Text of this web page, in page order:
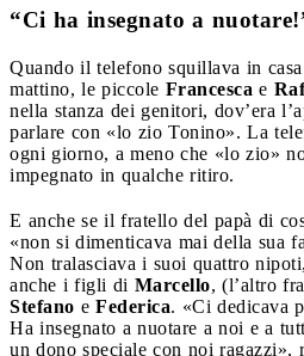
“Ci ha insegnato a
Quando il telefono squillava in
mattino, le piccole Francesca e
nella stanza dei genitori, dov’era
parlare con «lo zio Tonino». La
ogni giorno, a meno che «lo zio»
impegnato in qualche ritiro.
E anche se il fratello del papà di
«non si dimenticava mai della sua
Non tralasciava i suoi quattro
anche i figli di Marcello, (l’altro
Stefano e Federica. «Ci dedicava
Ha insegnato a nuotare a noi e a
un dono speciale con noi ragazzi»,